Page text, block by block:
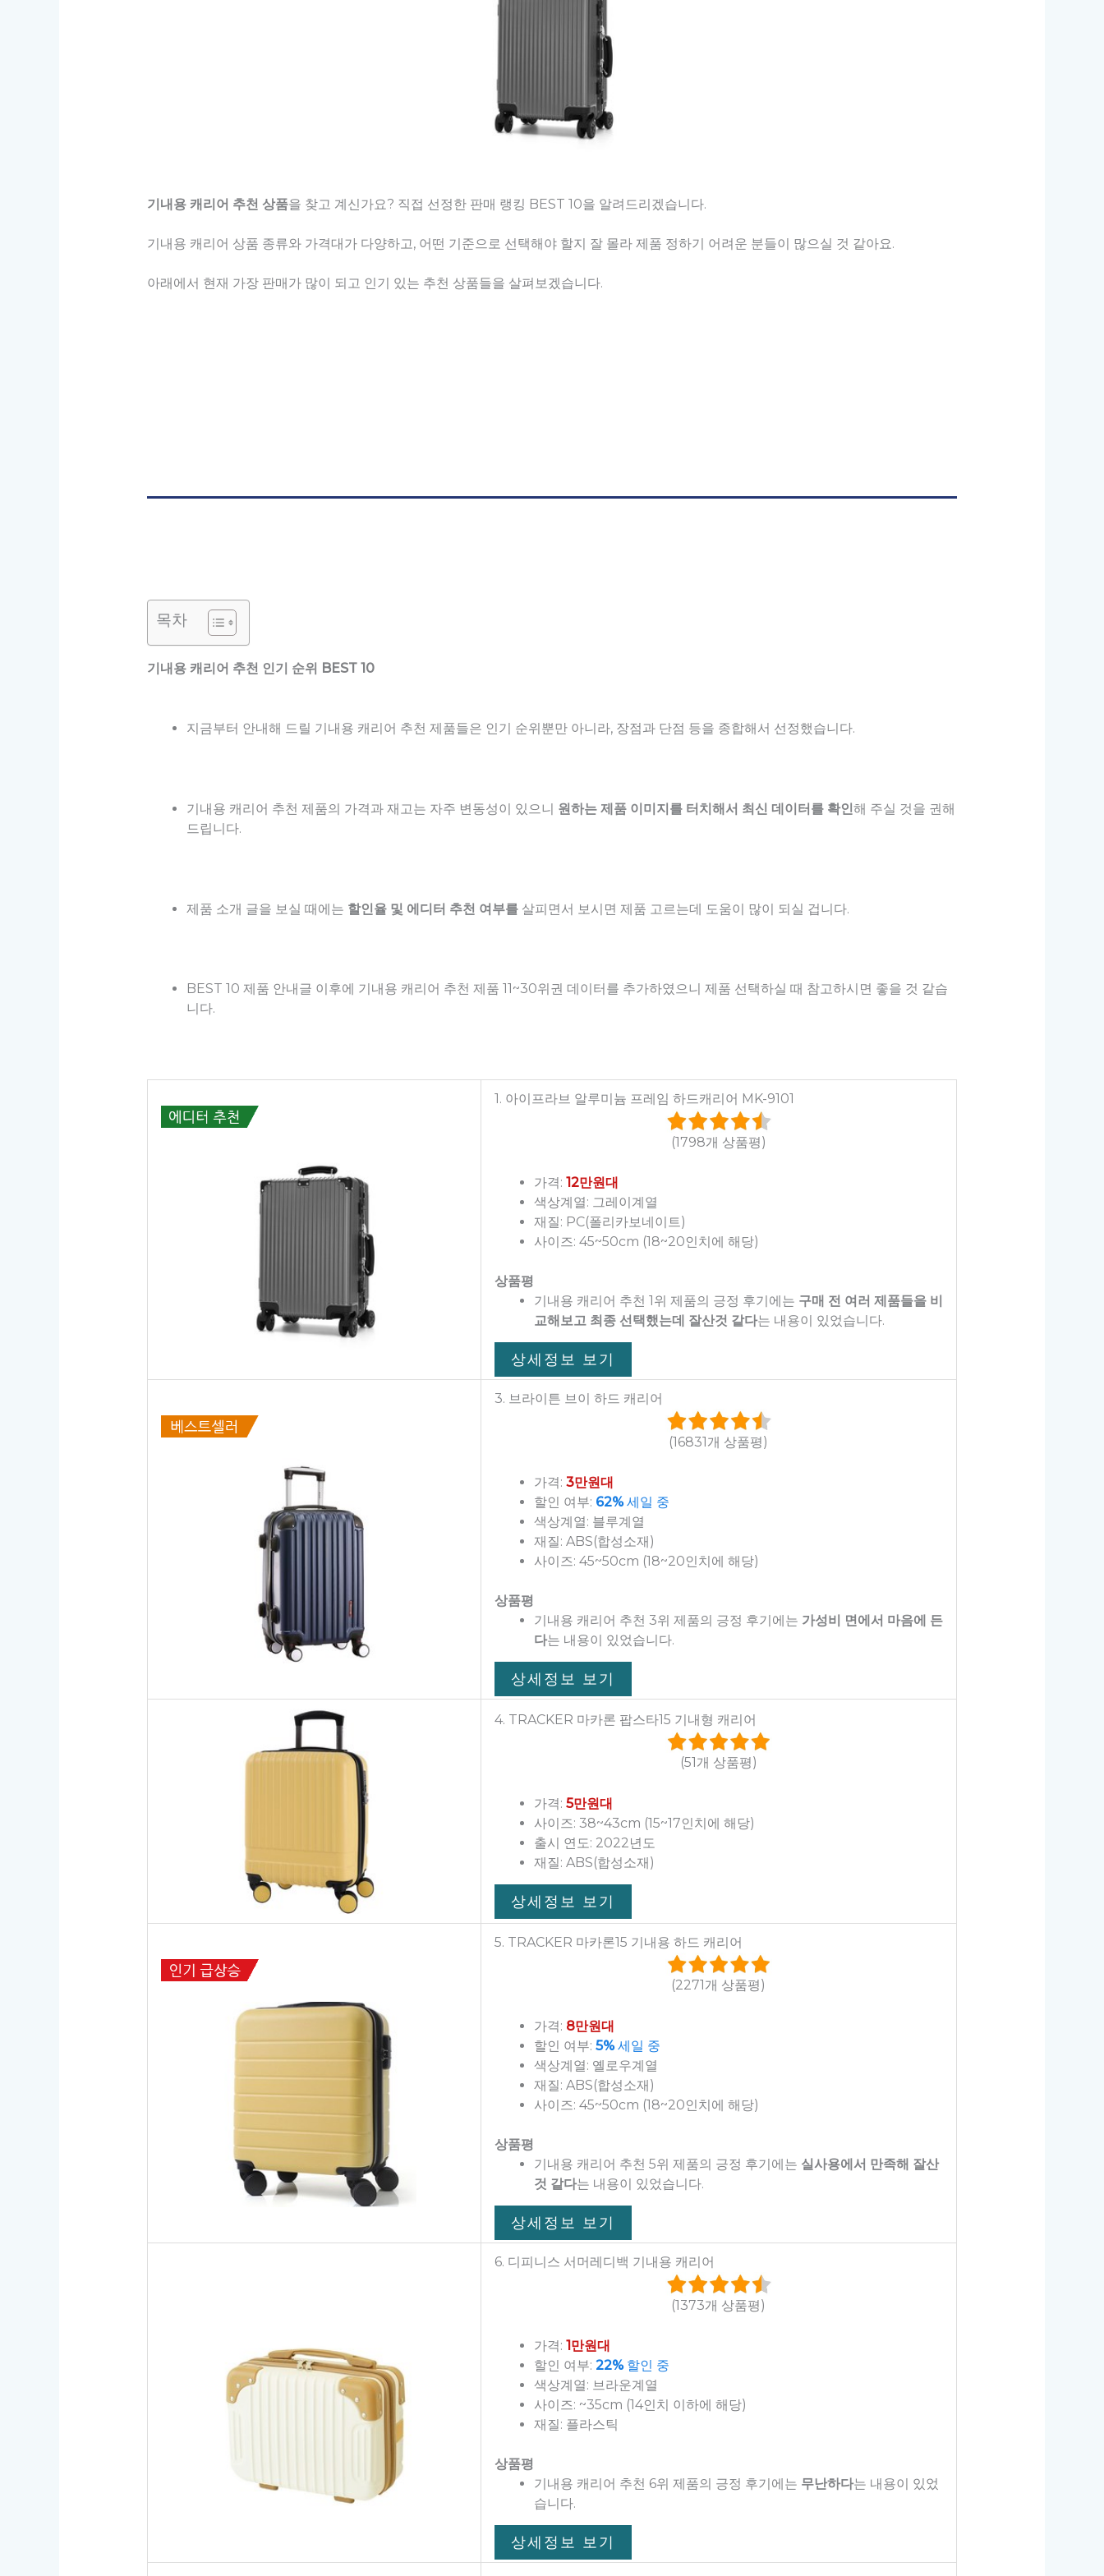
기내용 캐리어 추천 상품을 찾고 계신가요? 직접 선정한 판매 랭킹 BEST 10을 알려드리겠습니다.
기내용 캐리어 상품 종류와 가격대가 다양하고, 어떤 기준으로 선택해야 할지 잘 몰라 제품 정하기 어려운 분들이 많으실 것 같아요.
아래에서 현재 가장 판매가 많이 되고 인기 있는 추천 상품들을 살펴보겠습니다.
목차
기내용 캐리어 추천 인기 순위 BEST 10
지금부터 안내해 드릴 기내용 캐리어 추천 제품들은 인기 순위뿐만 아니라, 장점과 단점 등을 종합해서 선정했습니다.
기내용 캐리어 추천 제품의 가격과 재고는 자주 변동성이 있으니 원하는 제품 이미지를 터치해서 최신 데이터를 확인해 주실 것을 권해
드립니다.
제품 소개 글을 보실 때에는 할인율 및 에디터 추천 여부를살피면서 보시면 제품 고르는데 도움이 많이 되실 겁니다.
BEST 10 제품 안내글 이후에 기내용 캐리어 추천 제품 11~30위권 데이터를 추가하였으니 제품 선택하실 때 참고하시면 좋을 것 같습
니다.
1. 아이프라브 알루미늄 프레임 하드캐리어 MK-9101
(1798개 상품평)
가격: 12만원대
색상계열: 그레이계열
재질: PC(폴리카보네이트)
사이즈: 45~50cm (18~20인치에 해당)
상품평
기내용 캐리어 추천 1위 제품의 긍정 후기에는 구매 전 여러 제품들을 비
교해보고 최종 선택했는데 잘산것 같다는 내용이 있었습니다.
상세정보 보기
3. 브라이튼 브이 하드 캐리어
(16831개 상품평)
가격: 3만원대
할인 여부: 62%세일 중
색상계열: 블루계열
재질: ABS(합성소재)
사이즈: 45~50cm (18~20인치에 해당)
상품평
기내용 캐리어 추천 3위 제품의 긍정 후기에는 가성비 면에서 마음에 든
다는 내용이 있었습니다.
상세정보 보기
4. TRACKER 마카론 팝스타15 기내형 캐리어
(51개 상품평)
가격: 5만원대
사이즈: 38~43cm (15~17인치에 해당)
출시 연도: 2022년도
재질: ABS(합성소재)
상세정보 보기
5. TRACKER 마카론15 기내용 하드 캐리어
(2271개 상품평)
가격: 8만원대
할인 여부: 5%세일 중
색상계열: 옐로우계열
재질: ABS(합성소재)
사이즈: 45~50cm (18~20인치에 해당)
상품평
기내용 캐리어 추천 5위 제품의 긍정 후기에는 실사용에서 만족해 잘산
것 같다는 내용이 있었습니다.
상세정보 보기
6. 디피니스 서머레디백 기내용 캐리어
(1373개 상품평)
가격: 1만원대
할인 여부: 22%할인 중
색상계열: 브라운계열
사이즈: ~35cm (14인치 이하에 해당)
재질: 플라스틱
상품평
기내용 캐리어 추천 6위 제품의 긍정 후기에는 무난하다는 내용이 있었
습니다.
상세정보 보기